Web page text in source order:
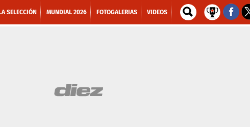
LA SELECCIÓN MUNDIAL 2026 FOTOGALERIAS VIDEOS